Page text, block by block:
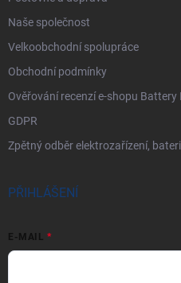
Naše společnost
Velkoobchodní spolupráce
Obchodní podmínky
Ověřování recenzí e-shopu Battery
GDPR
Zpětný odběr elektrozařízení,
PŘIHLÁŠENÍ
E-MAIL